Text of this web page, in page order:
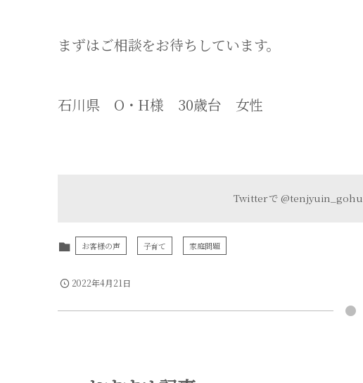
まずはご相談をお待ちしています。
石川県 O・H様 30歳台 女性
Twitter で@tenjyuin_gohu
お客様の声 子育て 家庭問題
2022年4月21日